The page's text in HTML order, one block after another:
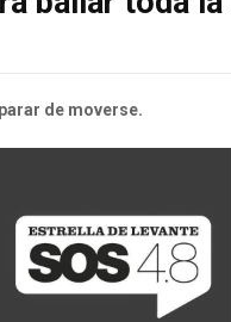
de moverse.